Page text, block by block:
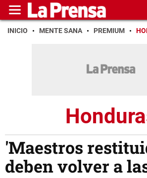
INICIO MENTE SANA PREMIUM
'Maestros
deben volver a